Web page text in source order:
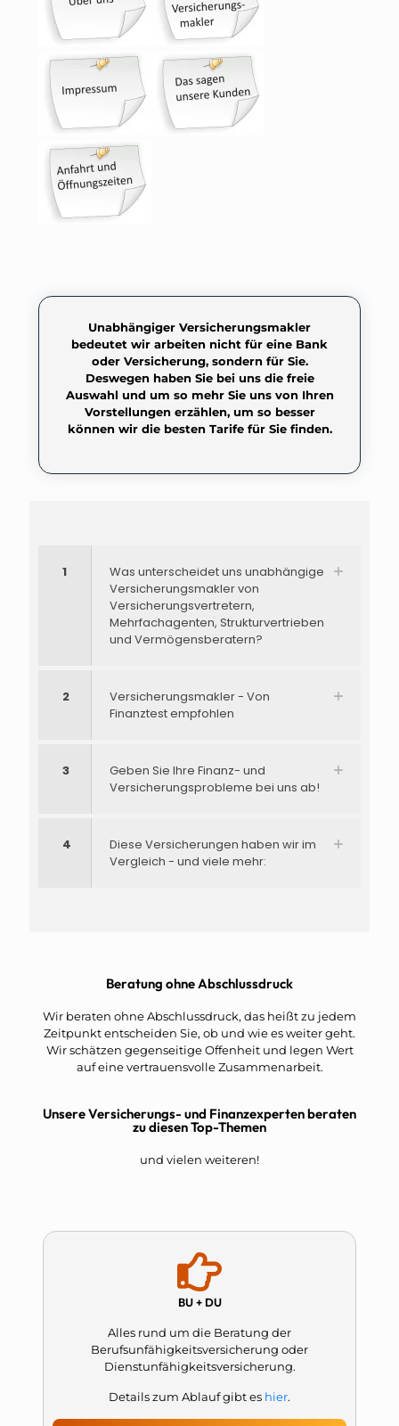
Unabhängiger Versicherungsmakler
bedeutet wir arbeiten nicht für eine Bank
oder Versicherung, sondern für Sie.
Deswegen haben Sie bei uns die freie
Auswahl und um so mehr Sie uns von Ihren
Vorstellungen erzählen, um so besser
können wir die besten Tarife für Sie finden.
1
Was unterscheidet uns unabhängige
Versicherungsmakler von
Versicherungsvertretern,
Mehrfachagenten, Strukturvertrieben
und Vermögensberatern?
2
Versicherungsmakler - Von
Finanztest empfohlen
3
Geben Sie Ihre Finanz- und
Versicherungsprobleme bei uns ab!
4
Diese Versicherungen haben wir im
Vergleich - und viele mehr:
Beratung ohne Abschlussdruck
Wir beraten ohne Abschlussdruck, das heißt zu jedem
Zeitpunkt entscheiden Sie, ob und wie es weiter geht.
Wir schätzen gegenseitige Offenheit und legen Wert
auf eine vertrauensvolle Zusammenarbeit.
Unsere Versicherungs- und Finanzexperten beraten
zu diesen Top-Themen
und vielen weiteren!
BU + DU
Alles rund um die Beratung der
Berufsunfähigkeitsversicherung oder
Dienstunfähigkeitsversicherung.
Details zum Ablauf gibt es hier.